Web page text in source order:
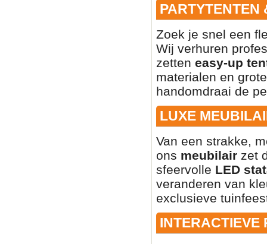
PARTYTENTEN
Zoek je snel een
Wij verhuren
zetten easy-up
materialen en
handomdraai de
LUXE
Van een strakke,
ons meubilair zet
sfeervolle LED
veranderen van
exclusieve
INTERACTIEVE